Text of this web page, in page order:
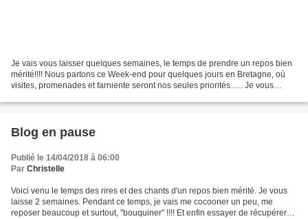
Je vais vous laisser quelques semaines, le temps de prendre un repos bien
mérité!!!! Nous partons ce Week-end pour quelques jours en Bretagne, où
visites, promenades et farniente seront nos seules priorités….. Je vous
Blog en pause
Publié le 14/04/2018 à 06:00
Par Christelle
Voici venu le temps des rires et des chants d'un repos bien mérité. Je vous
laisse 2 semaines. Pendant ce temps, je vais me cocooner un peu, me
reposer beaucoup et surtout, "bouquiner" !!!! Et enfin essayer de récupérer